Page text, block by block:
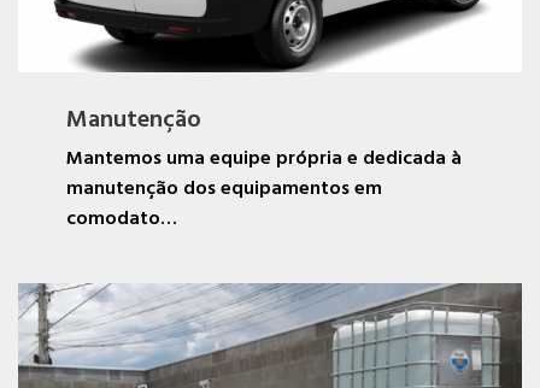
Manutenção
Mantemos uma equipe própria e dedicada à
manutenção dos equipamentos em
comodato…